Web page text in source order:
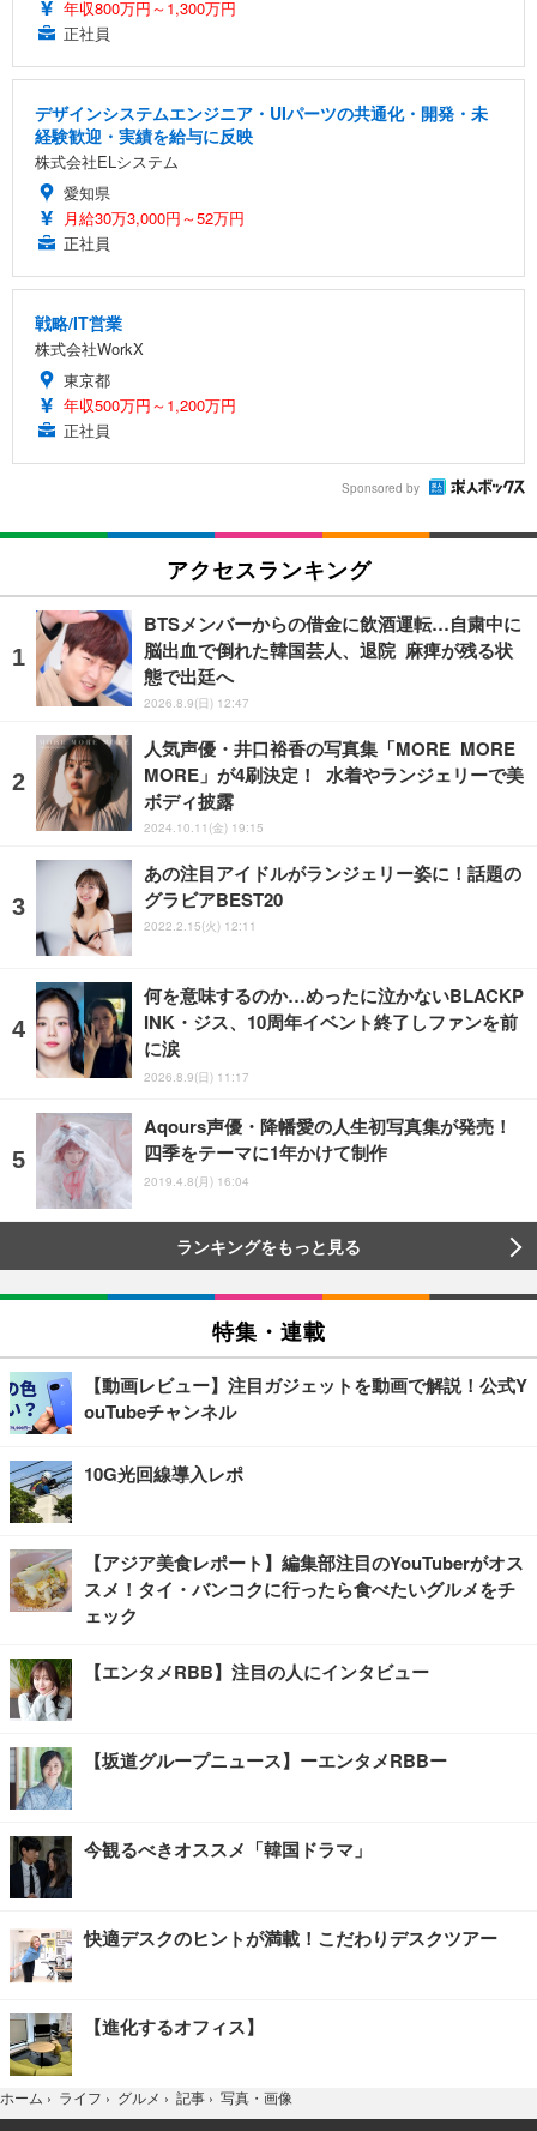
年収800万円～1,300万円
正社員
デザインシステムエンジニア・UIパーツの共通化・開発・未
経験歓迎・実績を給与に反映
株式会社ELシステム
愛知県
月給30万3,000円～52万円
正社員
戦略/IT営業
株式会社WorkX
東京都
年収500万円～1,200万円
正社員
Sponsored by
アクセスランキング
BTSメンバーからの借金に飲酒運転…自粛中に
脳出血で倒れた韓国芸人、退院 麻痺が残る状
態で出廷へ
2026.8.9(日) 12:47
人気声優・井口裕香の写真集「MORE MORE
MORE」が4刷決定！ 水着やランジェリーで美
ボディ披露
2024.10.11(金) 19:15
あの注目アイドルがランジェリー姿に！話題の
グラビアBEST20
2022.2.15(火) 12:11
何を意味するのか…めったに泣かないBLACKP
INK・ジス、10周年イベント終了しファンを前
に涙
2026.8.9(日) 11:17
Aqours声優・降幡愛の人生初写真集が発売！
四季をテーマに1年かけて制作
2019.4.8(月) 16:04
ランキングをもっと見る
特集・連載
【動画レビュー】注目ガジェットを動画で解説！公式Y
ouTubeチャンネル
10G光回線導入レポ
【アジア美食レポート】編集部注目のYouTuberがオス
スメ！タイ・バンコクに行ったら食べたいグルメをチ
ェック
【エンタメRBB】注目の人にインタビュー
【坂道グループニュース】ーエンタメRBBー
今観るべきオススメ「韓国ドラマ」
快適デスクのヒントが満載！こだわりデスクツアー
【進化するオフィス】
ホーム › ライフ › グルメ › 記事 › 写真・画像